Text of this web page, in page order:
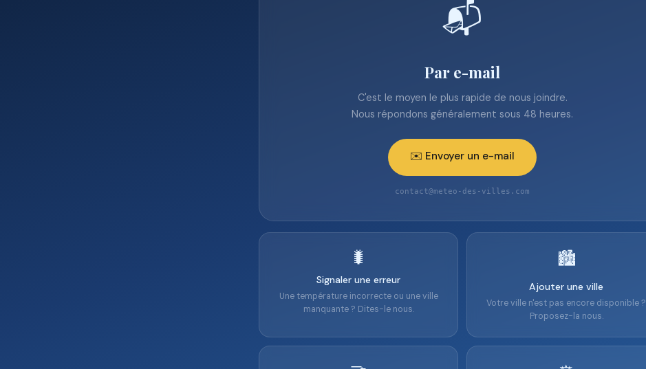
📬
Par e-mail
C'est le moyen le plus rapide de nous joindre.
Nous répondons généralement sous 48 heures.
✉️ Envoyer un e-mail
contact@meteo-des-villes.com
🐛
Signaler une erreur
Une température incorrecte ou une ville
manquante ? Dites-le nous.
🏙️
Ajouter une ville
Votre ville n'est pas encore disponible ?
Proposez-la nous.